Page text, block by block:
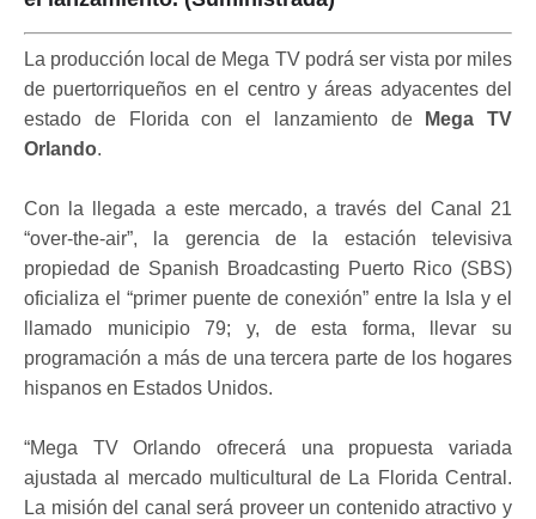
La producción local de Mega TV podrá ser vista por miles
de puertorriqueños en el centro y áreas adyacentes del
estado de Florida con el lanzamiento de
Mega TV
Orlando.
Con la llegada a este mercado, a través del Canal 21
“over-the-air”, la gerencia de la estación televisiva
propiedad de Spanish Broadcasting Puerto Rico (SBS)
oficializa el “primer puente de conexión” entre la Isla y el
llamado municipio 79; y, de esta forma, llevar su
programación a más de una tercera parte de los hogares
hispanos en Estados Unidos.
“Mega TV Orlando ofrecerá una propuesta variada
ajustada al mercado multicultural de La Florida Central.
La misión del canal será proveer un contenido atractivo y